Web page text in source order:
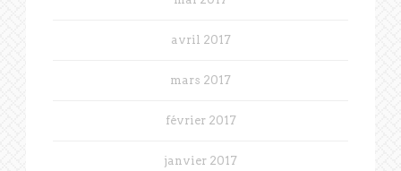
avril 2017
mars 2017
février 2017
janvier 2017